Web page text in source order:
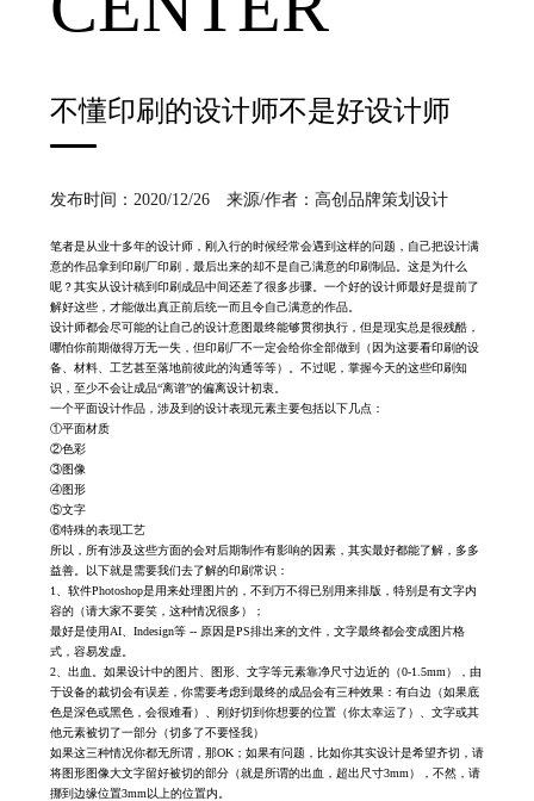
不懂印刷的设计师不是好设计师
发布时间：2020/12/26 来源/作者：高创品牌策划设计
笔者是从业十多年的设计师，刚入行的时候经常会遇到这样的问题，自己把设计满
意的作品拿到印刷厂印刷，最后出来的却不是自己满意的印刷制品。这是为什么
呢？其实从设计稿到印刷成品中间还差了很多步骤。一个好的设计师最好是提前了
解好这些，才能做出真正前后统一而且令自己满意的作品。
设计师都会尽可能的让自己的设计意图最终能够贯彻执行，但是现实总是很残酷，
哪怕你前期做得万无一失，但印刷厂不一定会给你全部做到（因为这要看印刷的设
备、材料、工艺甚至落地前彼此的沟通等等）。不过呢，掌握今天的这些印刷知
识，至少不会让成品“离谱”的偏离设计初衷。
一个平面设计作品，涉及到的设计表现元素主要包括以下几点：
①平面材质
②色彩
③图像
④图形
⑤文字
⑥特殊的表现工艺
所以，所有涉及这些方面的会对后期制作有影响的因素，其实最好都能了解，多多
益善。以下就是需要我们去了解的印刷常识：
1、软件Photoshop是用来处理图片的，不到万不得已别用来排版，特别是有文字内
容的（请大家不要笑，这种情况很多）；
最好是使用AI、Indesign等 -- 原因是PS排出来的文件，文字最终都会变成图片格
式，容易发虚。
2、出血。如果设计中的图片、图形、文字等元素靠净尺寸边近的（0-1.5mm），由
于设备的裁切会有误差，你需要考虑到最终的成品会有三种效果：有白边（如果底
色是深色或黑色，会很难看）、刚好切到你想要的位置（你太幸运了）、文字或其
他元素被切了一部分（切多了不要怪我）
如果这三种情况你都无所谓，那OK；如果有问题，比如你其实设计是希望齐切，请
将图形图像大文字留好被切的部分（就是所谓的出血，超出尺寸3mm），不然，请
挪到边缘位置3mm以上的位置内。